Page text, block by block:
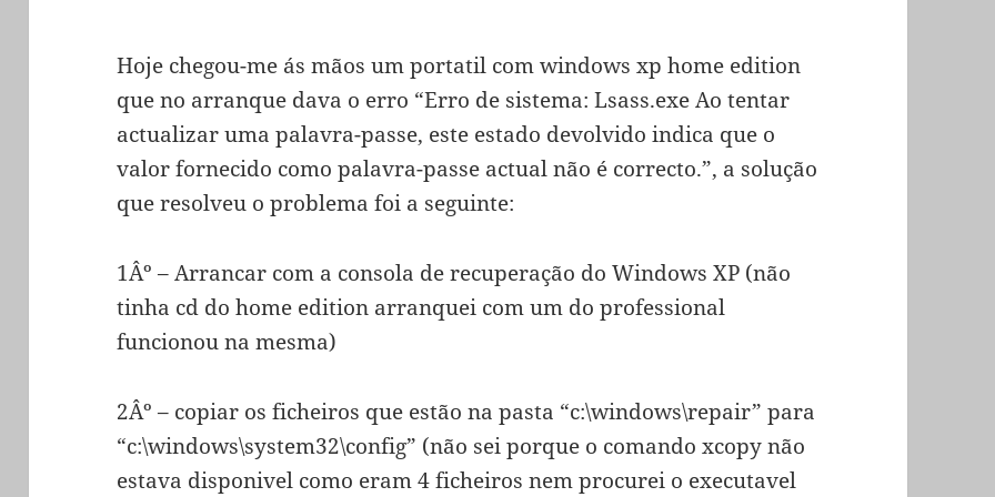
Hoje chegou-me ás mãos um portatil com windows xp home edition
que no arranque dava o erro “Erro de sistema: Lsass.exe Ao tentar
actualizar uma palavra-passe, este estado devolvido indica que o
valor fornecido como palavra-passe actual não é correcto.”, a solução
que resolveu o problema foi a seguinte:
1Âº – Arrancar com a consola de recuperação do Windows XP (não
tinha cd do home edition arranquei com um do professional
funcionou na mesma)
2Âº – copiar os ficheiros que estão na pasta “c:\windows\repair” para
“c:\windows\system32\config” (não sei porque o comando xcopy não
estava disponivel como eram 4 ficheiros nem procurei o executavel